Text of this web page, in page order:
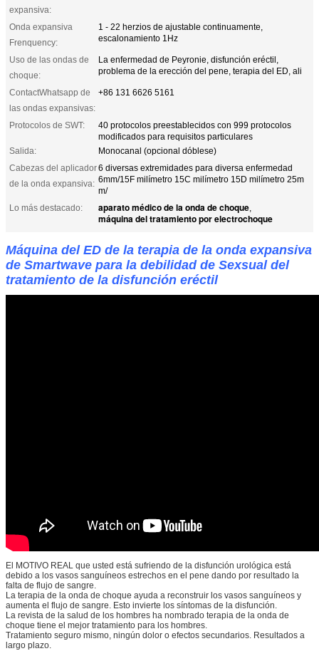
expansiva:
Onda expansiva
Frenquency:
1 - 22 herzios de ajustable continuamente,
escalonamiento 1Hz
Uso de las ondas de
choque:
La enfermedad de Peyronie, disfunción eréctil,
problema de la erección del pene, terapia del ED, ali
ContactWhatsapp de
las ondas expansivas:
+86 131 6626 5161
Protocolos de SWT:
40 protocolos preestablecidos con 999 protocolos
modificados para requisitos particulares
Salida:
Monocanal (opcional dóblese)
Cabezas del aplicador
de la onda expansiva:
6 diversas extremidades para diversa enfermedad
6mm/15F milímetro 15C milímetro 15D milímetro 25m
m/
Lo más destacado:
aparato médico de la onda de choque,
máquina del tratamiento por electrochoque
Máquina del ED de la terapia de la onda expansiva
de Smartwave para la debilidad de Sexsual del
tratamiento de la disfunción eréctil
El MOTIVO REAL que usted está sufriendo de la disfunción urológica está
debido a los vasos sanguíneos estrechos en el pene dando por resultado la
falta de flujo de sangre.
La terapia de la onda de choque ayuda a reconstruir los vasos sanguíneos y
aumenta el flujo de sangre. Esto invierte los síntomas de la disfunción.
La revista de la salud de los hombres ha nombrado terapia de la onda de
choque tiene el mejor tratamiento para los hombres.
Tratamiento seguro mismo, ningún dolor o efectos secundarios. Resultados a
largo plazo.